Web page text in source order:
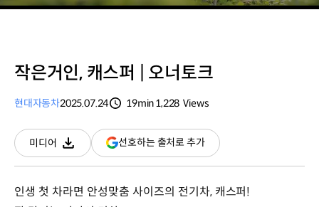
Time
작은거인, 캐스퍼 | 오너토크
현대자동차2025.07.24
19min1,228 Views
미디어
다운로드
선호하는 출처로 추가(새
창
인생 첫 차라면 안성맞춤 사이즈의 전기차, 캐스퍼!